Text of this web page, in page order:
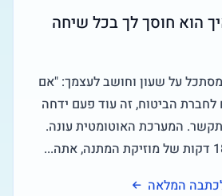
הוא חוסך לך בכל שיחה
על שעון וחושב לעצמך: "אם
הביטוח, זה עוד פעם ידחה
המערכת האוטומטית עונה.
המלאה